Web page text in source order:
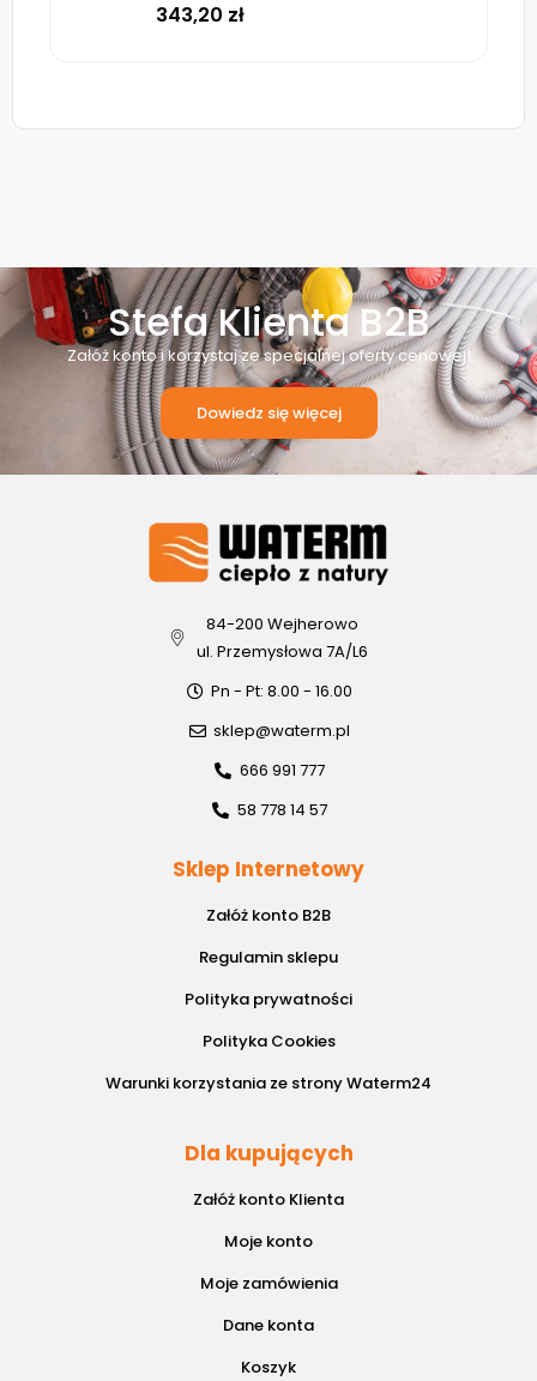
343,20 zł
Stefa Klienta B2B
Załóż konto i korzystaj ze specjalnej oferty cenowej!
Dowiedz się więcej
84-200 Wejherowo
ul. Przemysłowa 7A/L6
Pn - Pt: 8.00 - 16.00
sklep@waterm.pl
666 991 777
58 778 14 57
Sklep Internetowy
Załóż konto B2B
Regulamin sklepu
Polityka prywatności
Polityka Cookies
Warunki korzystania ze strony Waterm24
Dla kupujących
Załóż konto Klienta
Moje konto
Moje zamówienia
Dane konta
Koszyk